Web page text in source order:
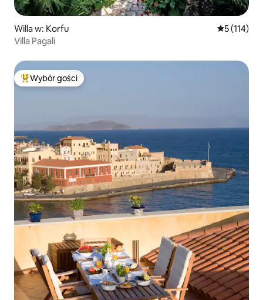
Willa w: Korfu Średnia
5 (114)
Villa Pagali
Najpopularniejsze z kategorii Wybór gości
Wybór gości